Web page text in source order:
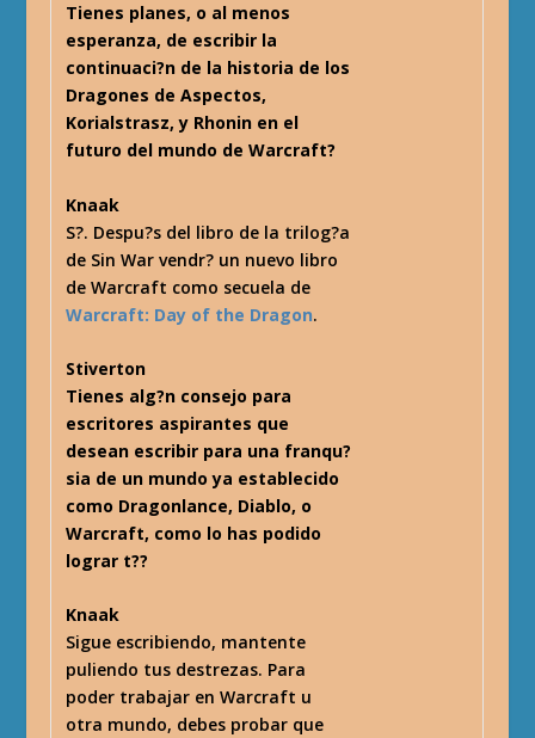
Tienes planes, o al menos
esperanza, de escribir la
continuaci?n de la historia de los
Dragones de Aspectos,
Korialstrasz, y Rhonin en el
futuro del mundo de Warcraft?
Knaak
S?. Despu?s del libro de la trilog?a
de Sin War vendr? un nuevo libro
de Warcraft como secuela de
Warcraft: Day of the Dragon.
Stiverton
Tienes alg?n consejo para
escritores aspirantes que
desean escribir para una franqu?
sia de un mundo ya establecido
como Dragonlance, Diablo, o
Warcraft, como lo has podido
lograr t??
Knaak
Sigue escribiendo, mantente
puliendo tus destrezas. Para
poder trabajar en Warcraft u
otra mundo, debes probar que